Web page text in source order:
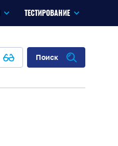
ТЕСТИРОВАНИЕ
Поиск